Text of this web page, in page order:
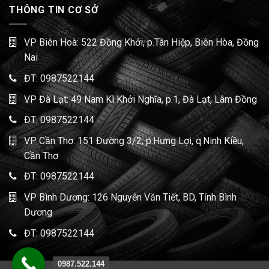
THÔNG TIN CƠ SỞ
VP Biên Hoà: 522 Đồng Khởi, p.Tân Hiệp, Biên Hòa, Đồng
Nai
ĐT: 0987522144
VP Đà Lạt: 49 Nam Kì Khởi Nghĩa, p.1, Đà Lạt, Lâm Đồng
ĐT:0987522144
VP Cần Thơ: 151 Đường 3/2, p.Hưng Lợi, q.Ninh Kiều,
Cần Thơ
ĐT: 0987522144
VP Bình Dương: 126 Nguyễn Văn Tiết, BD, Tỉnh Bình
Dương
ĐT: 0987522144
0987.522.144